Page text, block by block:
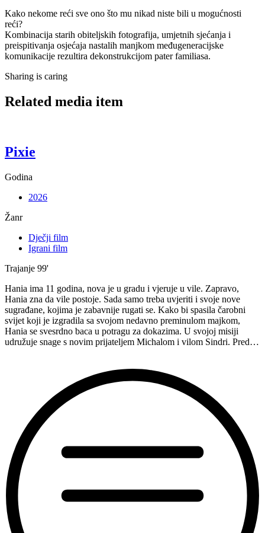
Kako nekome reći sve ono što mu nikad niste bili u mogućnosti
reći?
Kombinacija starih obiteljskih fotografija, umjetnih sjećanja i
preispitivanja osjećaja nastalih manjkom međugeneracijske
komunikacije rezultira dekonstrukcijom pater familiasa.
Sharing is caring
Related media item
Pixie
Godina
2026
Žanr
Dječji film
Igrani film
Trajanje 99'
Hania ima 11 godina, nova je u gradu i vjeruje u vile. Zapravo,
Hania zna da vile postoje. Sada samo treba uvjeriti i svoje nove
sugrađane, kojima je zabavnije rugati se. Kako bi spasila čarobni
svijet koji je izgradila sa svojom nedavno preminulom majkom,
Hania se svesrdno baca u potragu za dokazima. U svojoj misiji
udružuje snage s novim prijateljem Michalom i vilom Sindri. Pred…